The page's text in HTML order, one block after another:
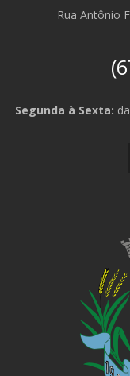
Rua Antônio
Segunda à Sexta: